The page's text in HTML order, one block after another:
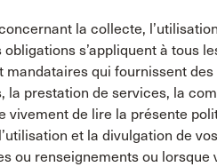
la collecte,
s’appliquent à tous
qui fournissent des
la prestation de services, la
vivement de lire la présente
et la divulgation de
ou renseignements ou lorsque